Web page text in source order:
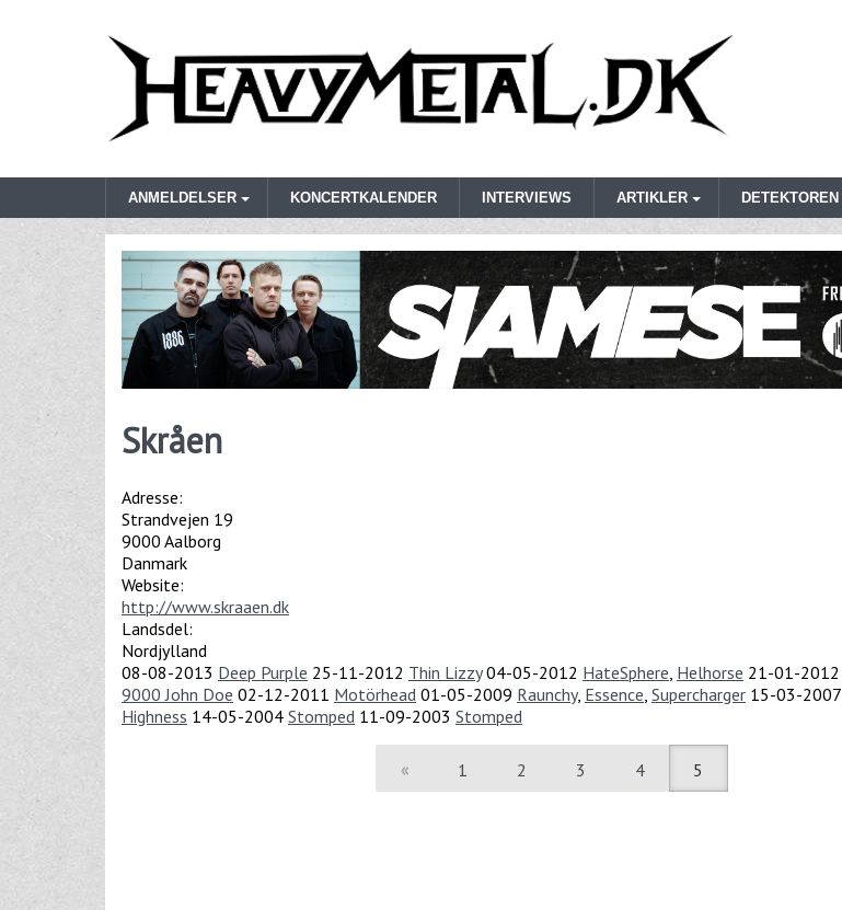
ANMELDELSER KONCERTKALENDER INTERVIEWS ARTIKLER DETEKTOREN
Skråen
Adresse:
Strandvejen 19
9000 Aalborg
Danmark
Website:
http://www.skraaen.dk
Landsdel:
Nordjylland
08-08-2013 Deep Purple 25-11-2012 Thin Lizzy 04-05-2012 HateSphere, Helhorse 21-01-2012
9000 John Doe 02-12-2011 Motörhead 01-05-2009 Raunchy, Essence, Supercharger 15-03-2007
Highness 14-05-2004 Stomped 11-09-2003 Stomped
« 1 2 3 4 5